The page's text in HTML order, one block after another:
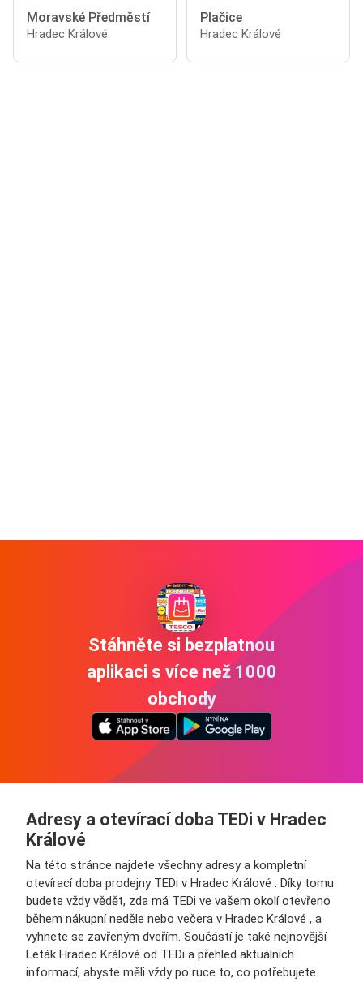
Moravské Předměstí
Hradec Králové
Plačice
Hradec Králové
Stáhněte si bezplatnou
aplikaci s více než 1000
obchody
Adresy a otevírací doba TEDi v Hradec
Králové
Na této stránce najdete všechny adresy a kompletní
otevírací doba prodejny TEDi v Hradec Králové . Díky tomu
budete vždy vědět, zda má TEDi ve vašem okolí otevřeno
během nákupní neděle nebo večera v Hradec Králové , a
vyhnete se zavřeným dveřím. Součástí je také nejnovější
Leták Hradec Králové od TEDi a přehled aktuálních
informací, abyste měli vždy po ruce to, co potřebujete.